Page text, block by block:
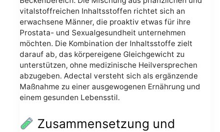
vitalstoffreichen Inhaltsstoffen richtet sich an
erwachsene Männer, die proaktiv etwas für ihre
Prostata- und Sexualgesundheit unternehmen
möchten. Die Kombination der Inhaltsstoffe zielt
darauf ab, das körpereigene Gleichgewicht zu
unterstützen, ohne medizinische Heilversprechen
abzugeben. Adectal versteht sich als ergänzende
Maßnahme zu einer ausgewogenen Ernährung und
einem gesunden Lebensstil.
Zusammensetzung und